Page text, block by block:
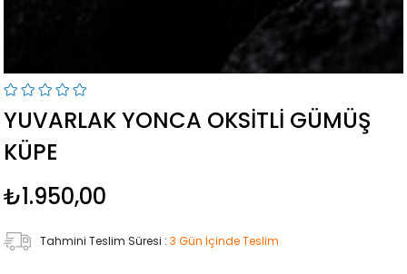
YUVARLAK YONCA OKSITLI GÜMÜŞ
KÜPE
₺1.950,00
Tahmini Teslim Süresi : 3 Gün İçinde Teslim